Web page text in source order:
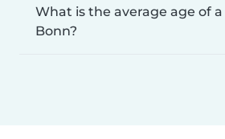
What is the average age of
Bonn?